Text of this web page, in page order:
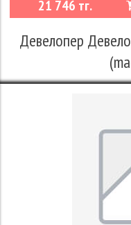
21 746 тг.
Девелопер